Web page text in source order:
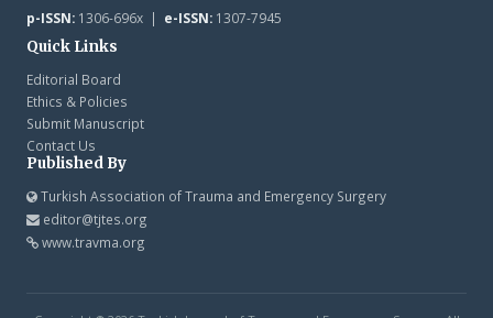
p-ISSN:1306-696x | e-ISSN:1307-7945
Quick Links
Editorial Board
Ethics & Policies
Submit Manuscript
Contact Us
Published By
Turkish Association of Trauma and Emergency Surgery
editor@tjtes.org
www.travma.org